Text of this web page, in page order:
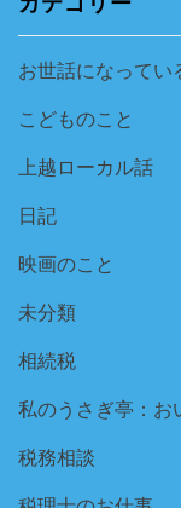
お世話になってい
こどものこと
上越ローカル話
日記
映画のこと
未分類
相続税
私のうさぎ亭：お
税務相談